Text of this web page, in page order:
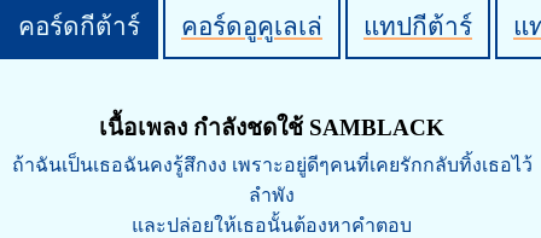
คอร์ดกีต้าร์ คอร์ดอูคูเลเล่ แทปกีต้าร์ แ
เนื้อเพลง กำลังชดใช้ SAMBLACK
ถ้าฉันเป็นเธอฉันคงรู้สึกงง เพราะอยู่ดีๆคนที่เคยรักกลับทิ้งเธอไว้
ลำพัง
และปล่อยให้เธอนั้นต้องหาคำตอบ